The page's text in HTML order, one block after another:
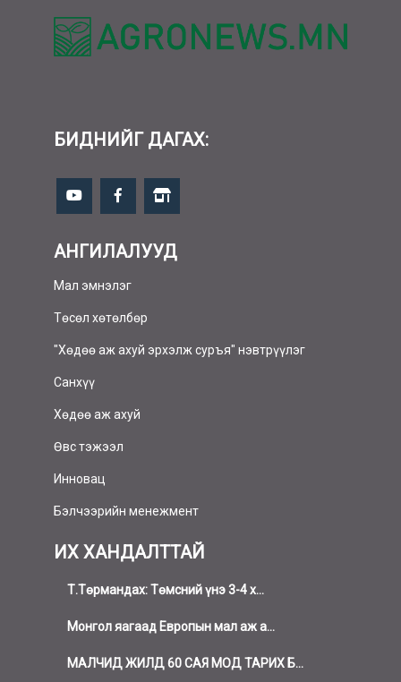
БИДНИЙГ ДАГАХ:
АНГИЛАЛУУД
Мал эмнэлэг
Төсөл хөтөлбөр
"Хөдөө аж ахуй эрхэлж суръя" нэвтрүүлэг
Санхүү
Хөдөө аж ахуй
Өвс тэжээл
Инновац
Бэлчээрийн менежмент
ИХ ХАНДАЛТТАЙ
Т.Төрмандах: Төмсний үнэ 3-4 х...
Монгол яагаад Европын мал аж а...
МАЛЧИД ЖИЛД 60 САЯ МОД ТАРИХ Б...